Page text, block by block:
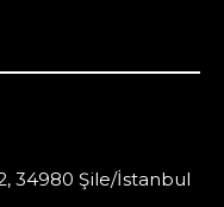
34980 Şile/İstanbul